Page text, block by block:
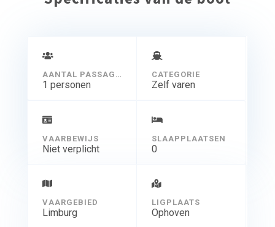
AANTAL PASSAGIERS
1 personen
CATEGORIE
Zelf varen
VAARBEWIJS
Niet verplicht
SLAAPPLAATSEN
0
VAARGEBIED
Limburg
LIGPLAATS
Ophoven